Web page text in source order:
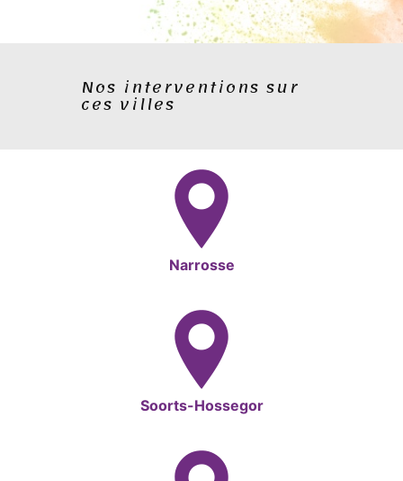
Nos interventions sur
ces villes
Narrosse
Soorts-Hossegor